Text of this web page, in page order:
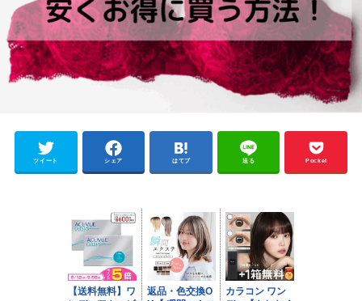
ツイート シェア はてブ 送る Pocket